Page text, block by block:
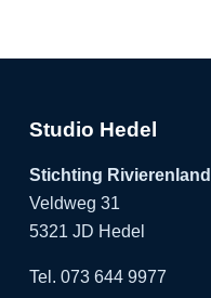
Studio Hedel
Stichting
Veldweg 31
5321 JD Hedel
Tel. 073 644 9977